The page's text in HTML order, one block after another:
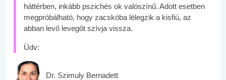
háttérben, inkább pszichés ok valószínű. Adott esetben
megpróbálható, hogy zacskóba lélegzik a kisfiú, az
abban levő levegőt szívja vissza.
Üdv:
Dr. Szimuly Bernadett